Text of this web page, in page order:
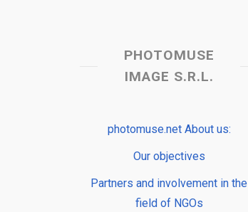
PHOTOMUSE
IMAGE S.R.L.
photomuse.net About us:
Our objectives
Partners and involvement in the
field of NGOs